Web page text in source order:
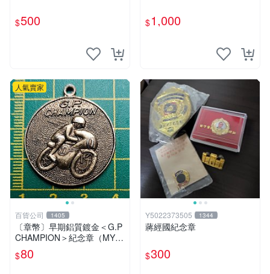
$500 $1,000
人氣賣家
百貨公司 1405
〔章幣〕早期鋁質鍍金＜G.P
CHAMPION＞紀念章（MY3-
2-）
$80
Y5022373505 1344
蔣經國紀念章
$300